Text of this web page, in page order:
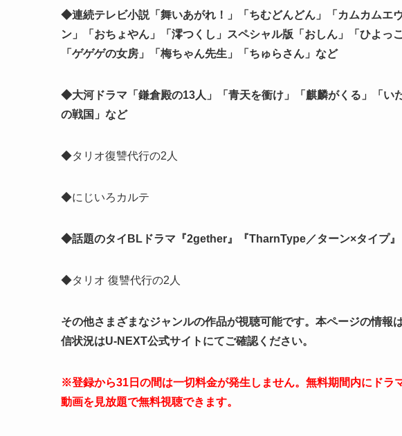
◆連続テレビ小説「舞いあがれ！」「ちむどんどん」「カムカムエ
ン」「おちょやん」「澪つくし」スペシャル版「おしん」「ひよっ
「ゲゲゲの女房」「梅ちゃん先生」「ちゅらさん」など
◆大河ドラマ「鎌倉殿の13人」「青天を衝け」「麒麟がくる」「
の戦国」など
◆タリオ復讐代行の2人
◆にじいろカルテ
◆話題のタイBLドラマ『2gether』『TharnType／ターン×タイプ
◆タリオ 復讐代行の2人
その他さまざまなジャンルの作品が視聴可能です。本ページの情報
信状況はU-NEXT公式サイトにてご確認ください。
※登録から31日の間は一切料金が発生しません。無料期間内にドラ
動画を見放題で無料視聴できます。